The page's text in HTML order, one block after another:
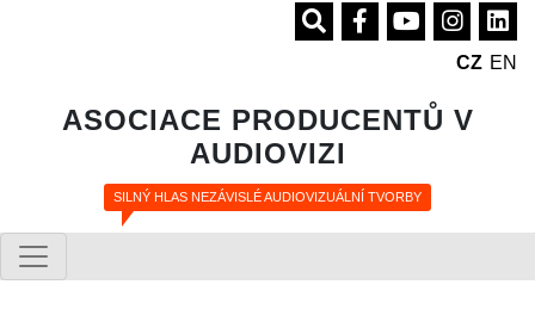
CZ EN
ASOCIACE PRODUCENTŮ V
AUDIOVIZI
SILNÝ HLAS NEZÁVISLÉ AUDIOVIZUÁLNÍ TVORBY